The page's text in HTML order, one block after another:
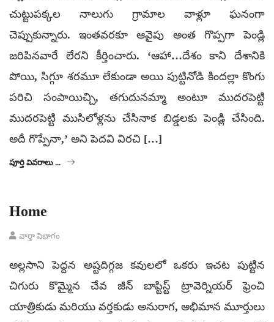
చుట్టుపక్కల నాలుగు గ్రామాల వాళ్లూ ఘనంగా
చెప్పుకున్నారు. ఇంతవరకూ ఆవైపు అంత గొప్పగా పెండ్లి
జరిపినవారే లేరని కీర్తించారు. ‘ఆహా…దేశం కాని దేశానికి
పోయి, సిగ్గూ శరమూ లేకుండా అయి పుట్టినోడి కిందల్లా కొంగు
పరిచి సంపాయిచ్చి, తగుదునమ్మా అంటూ ముదరపెట్టి
ముదరపెట్టి ముసిలోళ్లను చేసినాక బిడ్డలకు పెండ్లి చేసింది.
అదీ గొప్పేనా,’ అని పెదవి విరచి […]
పూర్తి వివరాలు ...
Home
వార్తా విభాగం
అల్లసాని పెద్దన అష్టదిగ్గజ కవులలో ఒకరు ఇచట పుట్టిన
చిగురు కొమ్మైన చేవ జీన్ బాప్టిస్ట్ ట్రావెర్నియర్ ఫ్రెంచి
యాత్రికుడు మరియు వర్తకుడు అనురాగ, అభిమాన మూర్తులు